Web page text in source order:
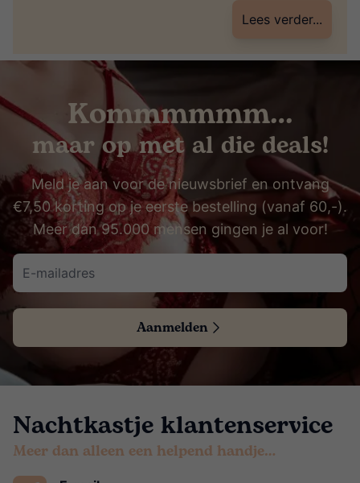
voorzien van een label met ‘breekbaar’ en een discrete
afzender. Ideaal! Het is hierdoor totaal niet herkenbaar
Lees verder...
Kommmmmm…
maar op met al die deals!
Meld je aan voor de nieuwsbrief en ontvang
€7,50 korting op je eerste bestelling (vanaf 60,-).
Meer dan 95.000 mensen gingen je al voor!
Aanmelden
Nachtkastje klantenservice
Meer dan alleen een helpend handje…